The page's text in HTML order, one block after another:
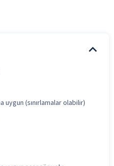
uygun (sınırlamalar olabilir)